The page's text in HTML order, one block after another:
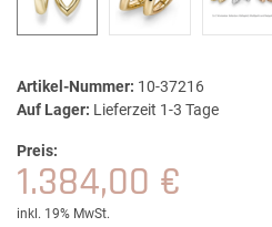
Artikel-Nummer: 10-37216
Auf Lager: Lieferzeit 1-3 Tage
Preis:
1.384,00 €
inkl. 19% MwSt.